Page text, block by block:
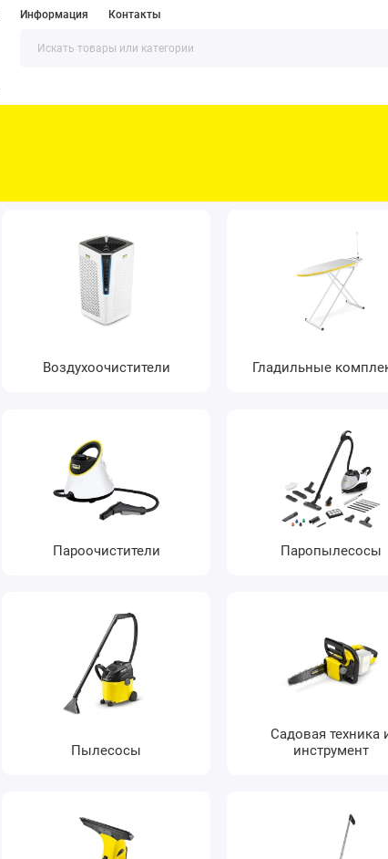
Информация Контакты
Воздухоочистители Гладильные
Пароочистители Паропылесосы
Пылесосы
Садовая техника
инструмент